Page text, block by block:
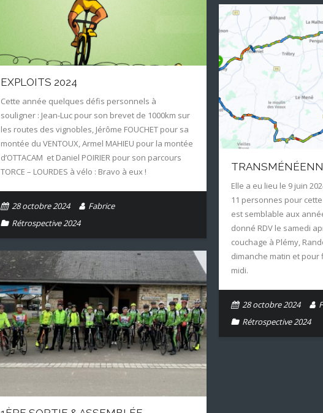
EXPLOITS 2024
Cette année quelques défis personnels à
souligner : Jean-Luc pour son brevet de 1000km sur
les routes des vignobles, Jérôme FOUCHET pour sa
montée du VENTOUX, Armel MAHIEU pour la montée
d’OTTACAM et Daniel POIRIER pour son parcours
TORCE – LOURDES à vélo : Bravo à eux !
28 octobre 2024
Fabrice
Rétrospective 2024
Elle a eu lieu le 9 juin
11 personnes pour
est semblable aux
donné RDV le samedi
couchage à Plémy,
dimanche matin et pour
midi.
28 octobre 2024
Rétrospective 2024